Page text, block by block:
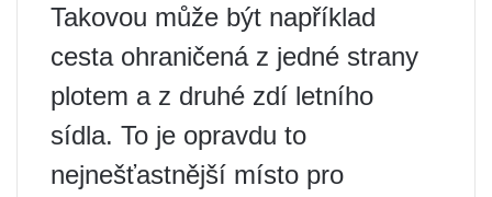
Takovou může být například
cesta ohraničená z jedné strany
plotem a z druhé zdí letního
sídla. To je opravdu to
nejnešťastnější místo pro